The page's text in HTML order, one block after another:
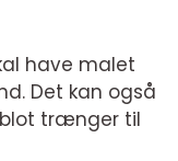
have malet
Det kan også
trænger til